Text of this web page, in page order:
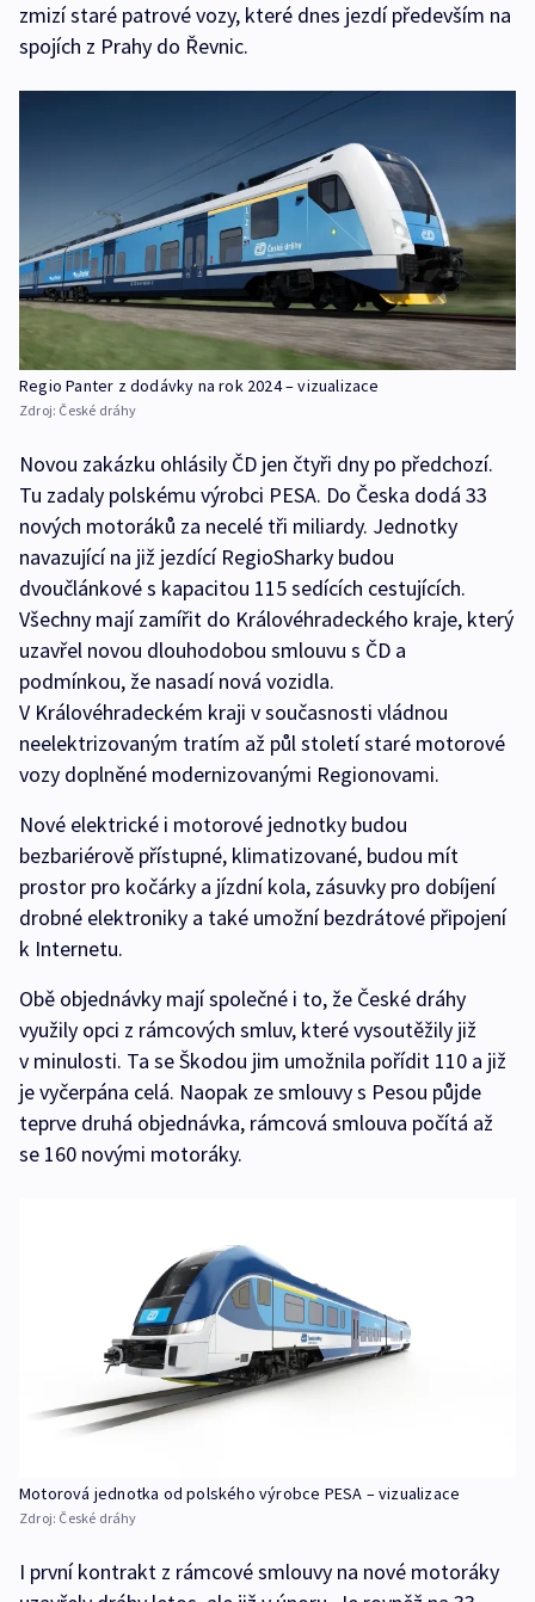
zmizí staré patrové vozy, které dnes jezdí především na
spojích z Prahy do Řevnic.
Regio Panter z dodávky na rok 2024 – vizualizace
Zdroj: České dráhy
Novou zakázku ohlásily ČD jen čtyři dny po předchozí.
Tu zadaly polskému výrobci PESA. Do Česka dodá 33
nových motoráků za necelé tři miliardy. Jednotky
navazující na již jezdící RegioSharky budou
dvoučlánkové s kapacitou 115 sedících cestujících.
Všechny mají zamířit do Královéhradeckého kraje, který
uzavřel novou dlouhodobou smlouvu s ČD a
podmínkou, že nasadí nová vozidla.
V Královéhradeckém kraji v současnosti vládnou
neelektrizovaným tratím až půl století staré motorové
vozy doplněné modernizovanými Regionovami.
Nové elektrické i motorové jednotky budou
bezbariérově přístupné, klimatizované, budou mít
prostor pro kočárky a jízdní kola, zásuvky pro dobíjení
drobné elektroniky a také umožní bezdrátové připojení
k Internetu.
Obě objednávky mají společné i to, že České dráhy
využily opci z rámcových smluv, které vysoutěžily již
v minulosti. Ta se Škodou jim umožnila pořídit 110 a již
je vyčerpána celá. Naopak ze smlouvy s Pesou půjde
teprve druhá objednávka, rámcová smlouva počítá až
se 160 novými motoráky.
Motorová jednotka od polského výrobce PESA – vizualizace
Zdroj: České dráhy
I první kontrakt z rámcové smlouvy na nové motoráky